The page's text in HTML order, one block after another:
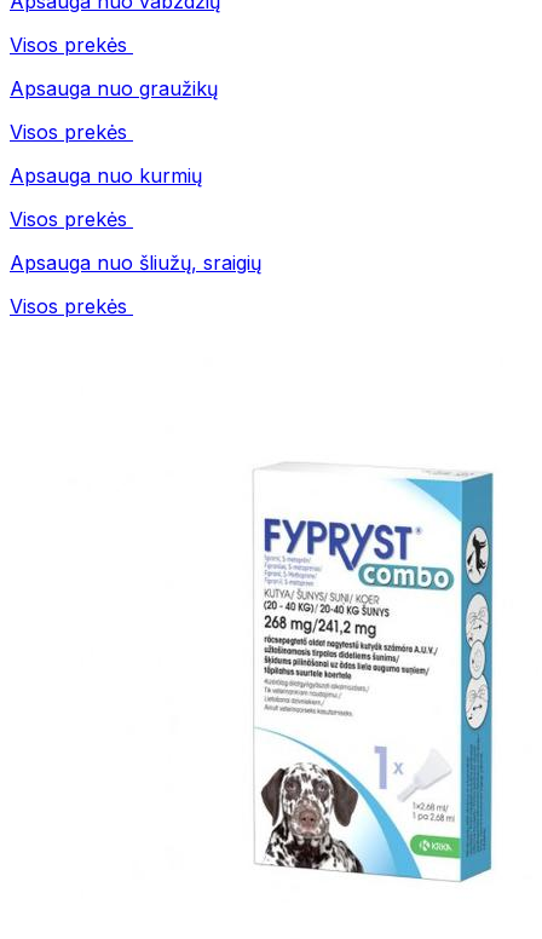
Visos prekės
Apsauga nuo graužikų
Visos prekės
Apsauga nuo kurmių
Visos prekės
Apsauga nuo šliužų, sraigių
Visos prekės